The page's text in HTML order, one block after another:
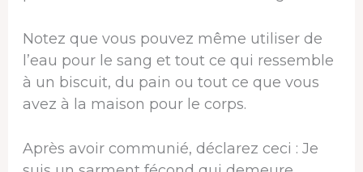
Notez que vous pouvez même utiliser de
l’eau pour le sang et tout ce qui ressemble
à un biscuit, du pain ou tout ce que vous
avez à la maison pour le corps.
Après avoir communié, déclarez ceci : Je